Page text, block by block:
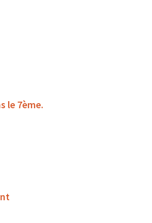
le 7ème.